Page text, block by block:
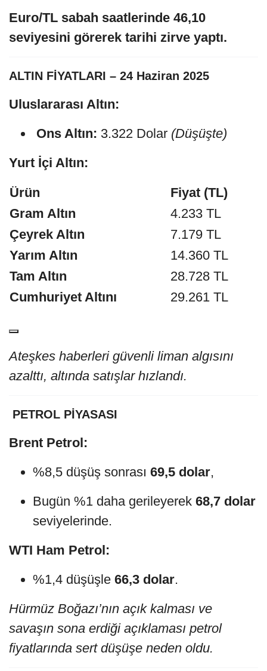
Euro/TL sabah saatlerinde 46,10
seviyesini görerek tarihi zirve yaptı.
ALTIN FİYATLARI – 24 Haziran 2025
Uluslararası Altın:
Ons Altın: 3.322 Dolar (Düşüşte)
Yurt İçi Altın:
Ürün
Fiyat (TL)
Gram Altın
4.233 TL
Çeyrek Altın
7.179 TL
Yarım Altın
14.360 TL
Tam Altın
28.728 TL
Cumhuriyet Altını
29.261 TL
Ateşkes haberleri güvenli liman algısını
azalttı, altında satışlar hızlandı.
PETROL PİYASASI
Brent Petrol:
%8,5 düşüş sonrası 69,5 dolar,
Bugün %1 daha gerileyerek 68,7 dolar
seviyelerinde.
WTI Ham Petrol:
%1,4 düşüşle 66,3 dolar.
Hürmüz Boğazı’nın açık kalması ve
savaşın sona erdiği açıklaması petrol
fiyatlarında sert düşüşe neden oldu.